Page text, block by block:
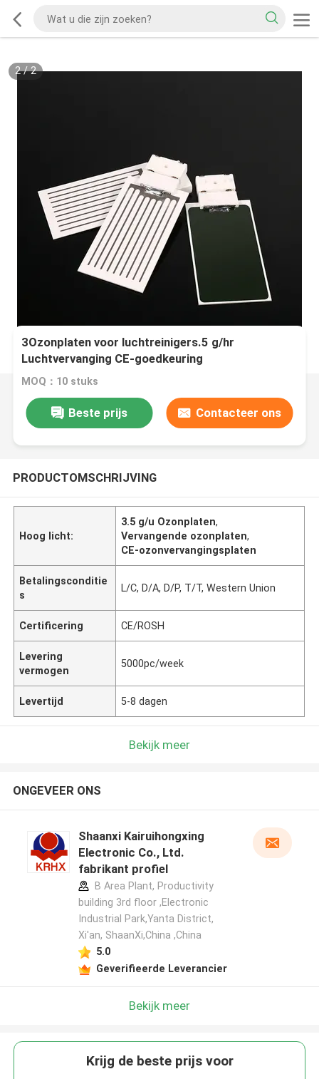
2/2
3Ozonplaten voor luchtreinigers.5 g/hr
Luchtvervanging CE-goedkeuring
MOQ：10 stuks
Beste prijs Contacteer ons
PRODUCTOMSCHRIJVING
Hoog licht:
3.5 g/u Ozonplaten,
Vervangende ozonplaten,
CE-ozonvervangingsplaten
Betalingsconditie
s
L/C, D/A, D/P, T/T, Western Union
Certificering CE/ROSH
Levering
vermogen
5000pc/week
Levertijd 5-8 dagen
Bekijk meer
ONGEVEER ONS
Shaanxi Kairuihongxing
Electronic Co., Ltd.
fabrikant profiel
B Area Plant, Productivity
building 3rd floor ,Electronic
Industrial Park,Yanta District,
Xi'an, ShaanXi,China ,China
5.0
Geverifieerde Leverancier
Bekijk meer
Krijg de beste prijs voor